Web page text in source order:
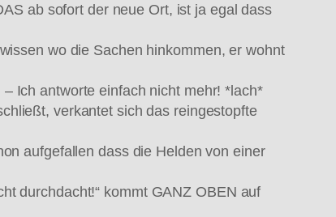
ab sofort der neue Ort, ist ja egal dass
wo die Sachen hinkommen, er wohnt
Ich antworte einfach nicht mehr! *lach*
verkantet sich das reingestopfte
aufgefallen dass die Helden von einer
durchdacht!“ kommt GANZ OBEN auf